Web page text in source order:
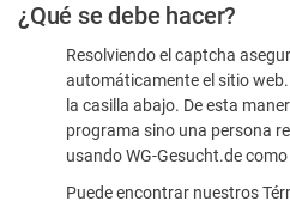
¿Qué se debe hacer?
Resolviendo el captcha
automáticamente el sitio
la casilla abajo. De esta
programa sino una persona
usando WG-Gesucht.de
Puede encontrar nuestros